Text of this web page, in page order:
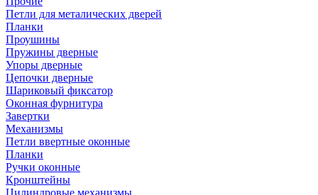
Петли для металических дверей
Планки
Проушины
Пружины дверные
Упоры дверные
Цепочки дверные
Шариковый фиксатор
Оконная фурнитура
Завертки
Механизмы
Петли ввертные оконные
Планки
Ручки оконные
Кронштейны
Цилиндровые механизмы